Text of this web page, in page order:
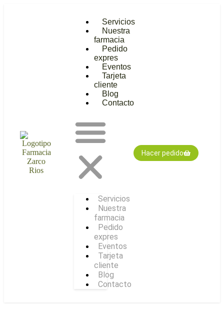
Servicios
Nuestra
farmacia
Pedido
expres
Eventos
Tarjeta
cliente
Blog
Contacto
Servicios
Nuestra
farmacia
Pedido
expres
Eventos
Tarjeta
cliente
Blog
Contacto
Hacer pedido